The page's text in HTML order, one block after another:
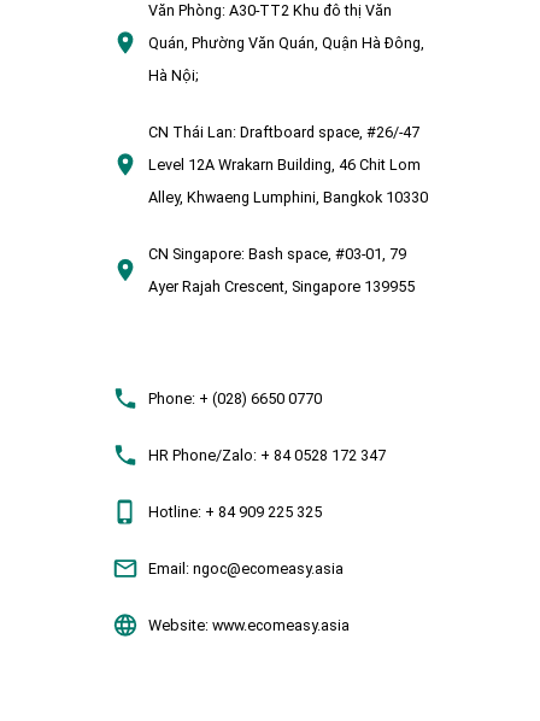
Văn Phòng:A30-TT2 Khu đô thị Văn
Quán, Phường Văn Quán, Quận Hà Đông,
Hà Nội;
CN Thái Lan: Draftboard space, #26/-47
Level 12A Wrakarn Building, 46 Chit Lom
Alley, Khwaeng Lumphini, Bangkok 10330
CN Singapore: Bash space, #03-01, 79
Ayer Rajah Crescent, Singapore 139955
Phone:+ (028) 6650 0770
HR Phone/Zalo:+ 84 0528 172 347
Hotline:+ 84 909 225 325
Email: ngoc@ecomeasy.asia
Website:www.ecomeasy.asia